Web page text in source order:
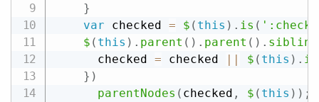
}
var checked = $ ( this ) . is (
$ ( this ) . parent ( ) . parent ( ) .
      checked
= checked || $ ( this ) . is
} )
parentNodes ( checked , $ ( this ) ) ;